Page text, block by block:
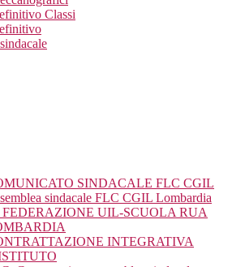
Classi
SINDACALE FLC CGIL
sindacale FLC CGIL Lombardia
FEDERAZIONE UIL-SCUOLA RUA
INTEGRATIVA